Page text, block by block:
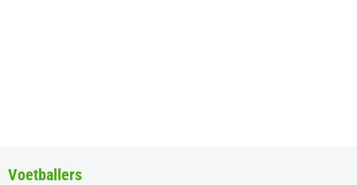
Voetballers